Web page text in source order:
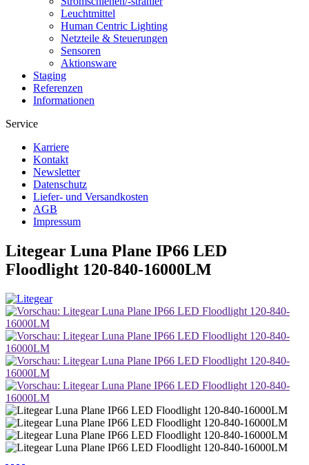
Leuchtmittel
Human Centric Lighting
Netzteile & Steuerungen
Sensoren
Aktionsware
Staging
Referenzen
Informationen
Service
Karriere
Kontakt
Newsletter
Datenschutz
Liefer- und Versandkosten
AGB
Impressum
Litegear Luna Plane IP66 LED
Floodlight 120-840-16000LM